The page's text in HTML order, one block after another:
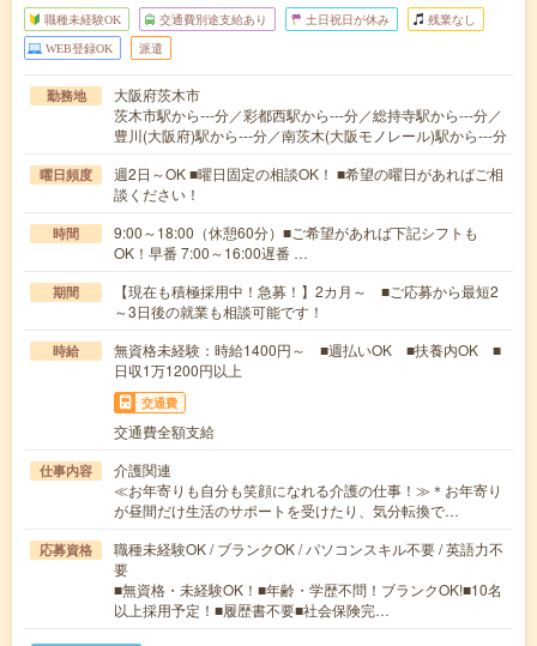
職種未経験OK 交通費別途支給あり 土日祝日が休み 残業なし
WEB登録OK 派遣
勤務地
大阪府茨木市
茨木市駅から---分／彩都西駅から---分／総持寺駅から---分／
豊川(大阪府)駅から---分／南茨木(大阪モノレール)駅から---分
曜日頻度
週2日～OK ■曜日固定の相談OK！ ■希望の曜日があればご相
談ください！
時間
9:00～18:00（休憩60分）■ご希望があれば下記シフトも
OK！早番 7:00～16:00遅番 …
期間
【現在も積極採用中！急募！】2カ月～ ■ご応募から最短2
～3日後の就業も相談可能です！
時給
無資格未経験：時給1400円～ ■週払いOK ■扶養内OK ■
日収1万1200円以上
交通費
交通費全額支給
仕事内容
介護関連
≪お年寄りも自分も笑顔になれる介護の仕事！≫＊お年寄り
が昼間だけ生活のサポートを受けたり、気分転換で…
応募資格
職種未経験OK / ブランクOK / パソコンスキル不要 / 英語力不
要
■無資格・未経験OK！■年齢・学歴不問！ブランクOK!■10名
以上採用予定！■履歴書不要■社会保険完…